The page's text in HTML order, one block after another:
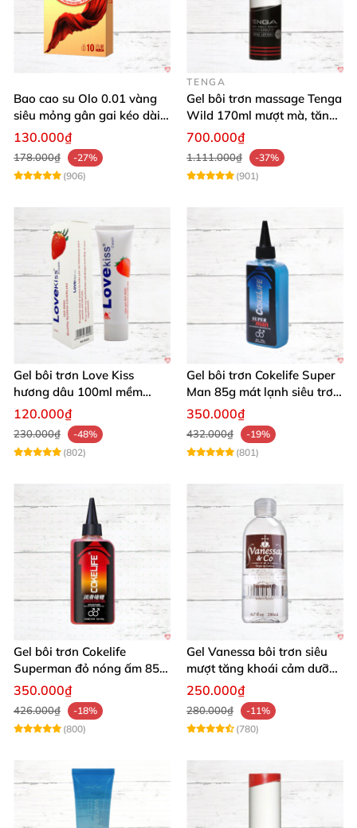
Bao cao su Olo 0.01 vàng
siêu mỏng gân gai kéo dài
yêu đỉnh
130.000₫
178.000₫
-27%
(906)
TENGA
Gel bôi trơn massage Tenga
Wild 170ml mượt mà, tăng
khoái cảm
700.000₫
1.111.000₫
-37%
(901)
Gel bôi trơn Love Kiss
hương dâu 100ml mềm
mượt an toàn thơm
120.000₫
230.000₫
-48%
(802)
Gel bôi trơn Cokelife Super
Man 85g mát lạnh siêu trơn
an toàn
350.000₫
432.000₫
-19%
(801)
Gel bôi trơn Cokelife
Superman đỏ nóng ấm 85g
giảm đau rát
350.000₫
426.000₫
-18%
(800)
Gel Vanessa bôi trơn siêu
mượt tăng khoái cảm dưỡng
ẩm 200ml
250.000₫
280.000₫
-11%
(780)